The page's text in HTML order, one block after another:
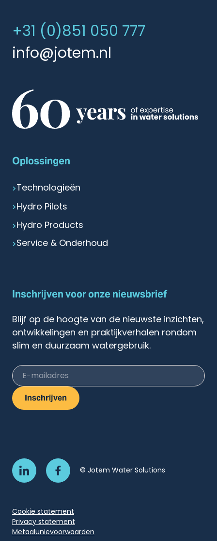
+31 (0)851 050 777
info@jotem.nl
Oplossingen
Technologieën
Hydro Pilots
Hydro Products
Service & Onderhoud
Inschrijven voor onze nieuwsbrief
Blijf op de hoogte van de nieuwste inzichten,
ontwikkelingen en praktijkverhalen rondom
slim en duurzaam watergebruik.
E-mailadres
Inschrijven
© Jotem Water Solutions
Cookie statement
Privacy statement
Metaalunievoorwaarden